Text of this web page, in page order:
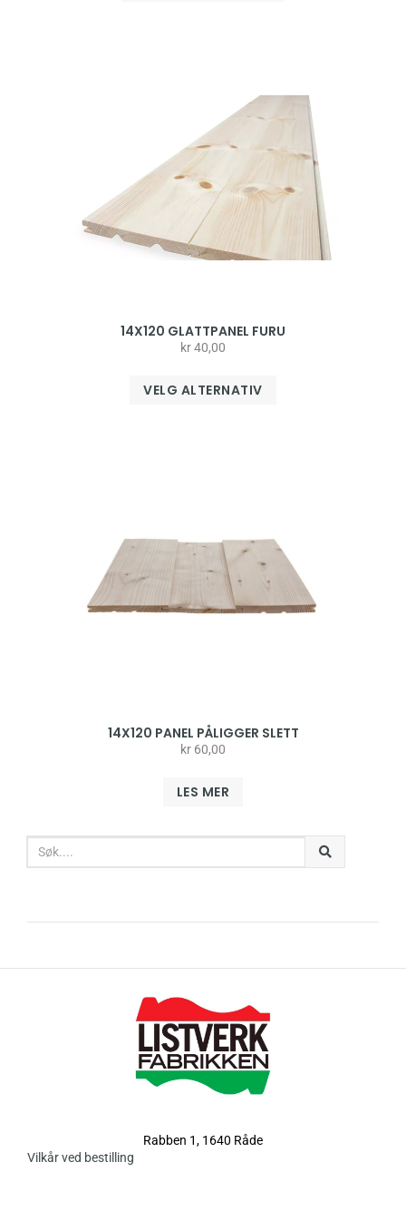
14X120 GLATTPANEL FURU
kr40,00
VELG ALTERNATIV
14X120 PANEL PÅLIGGER SLETT
kr 60,00
LES MER
Rabben 1, 1640 Råde
Vilkår ved bestilling